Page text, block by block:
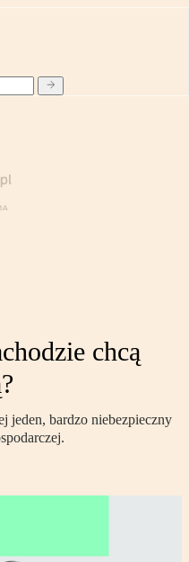
chcą
jeden, bardzo niebezpieczny